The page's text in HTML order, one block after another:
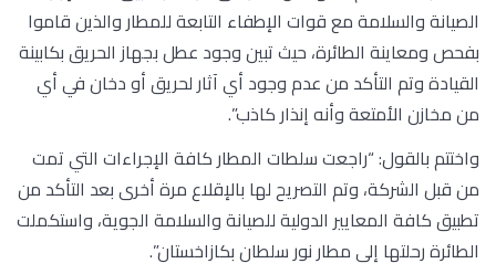
الصيانة والسلامة مع قوات الإطفاء التابعة للمطار والذين قاموا
بفحص ومعاينة الطائرة، حيث تبين وجود عطل بجهاز الحريق بكابينة
القيادة وتم التأكد من عدم وجود أي آثار لحريق أو دخان في أي
من مخازن الأمتعة وأنه إنذار كاذب”.
واختتم بالقول: “راجعت سلطات المطار كافة الإجراءات التي تمت
من قبل الشركة، وتم التصريح لها بالإقلاع مرة أخرى بعد التأكد من
تطبيق كافة المعايير الدولية للصيانة والسلامة الجوية، واستكملت
الطائرة رحلتها إلى مطار نور سلطان بكازاخستان”.